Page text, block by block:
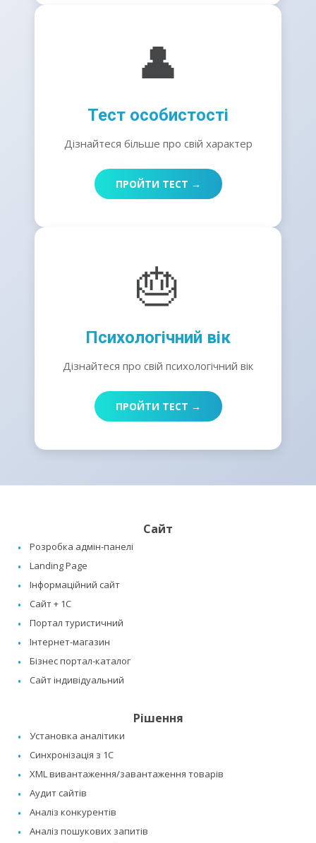
👤
Тест особистості
Дізнайтеся більше про свій характер
ПРОЙТИ ТЕСТ →
🎂
Психологічний вік
Дізнайтеся про свій психологічний вік
ПРОЙТИ ТЕСТ →
Сайт
Розробка адмін-панелі
Landing Page
Інформаційний сайт
Сайт + 1C
Портал туристичний
Інтернет-магазин
Бізнес портал-каталог
Сайт індивідуальний
Рішення
Установка аналітики
Синхронізація з 1C
XML вивантаження/завантаження товарів
Аудит сайтів
Аналіз конкурентів
Аналіз пошукових запитів